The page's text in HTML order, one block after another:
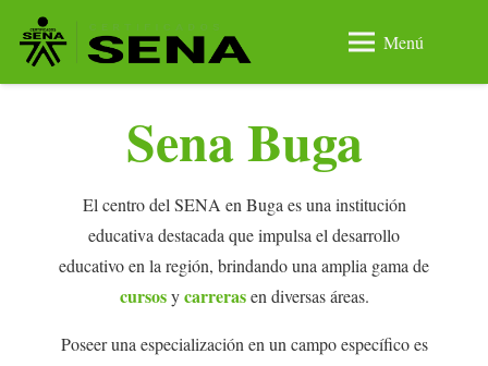
Menú
Sena Buga
El centro del SENA en Buga es una institución
educativa destacada que impulsa el desarrollo
educativo en la región, brindando una amplia gama de
cursosycarrerasen diversas áreas.
Poseer una especialización en un campo específico es